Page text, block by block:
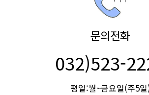
문의전화
032)523-
평일:월~금요일(주5